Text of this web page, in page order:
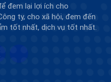
đem lại lợi ích cho
ty, cho xã hội, đem đến
tốt nhất, dịch vụ tốt nhất.